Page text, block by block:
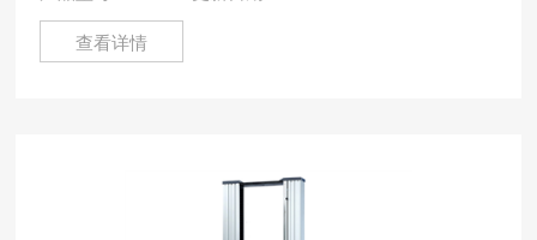
劳试验。通过配置.....
查看详情